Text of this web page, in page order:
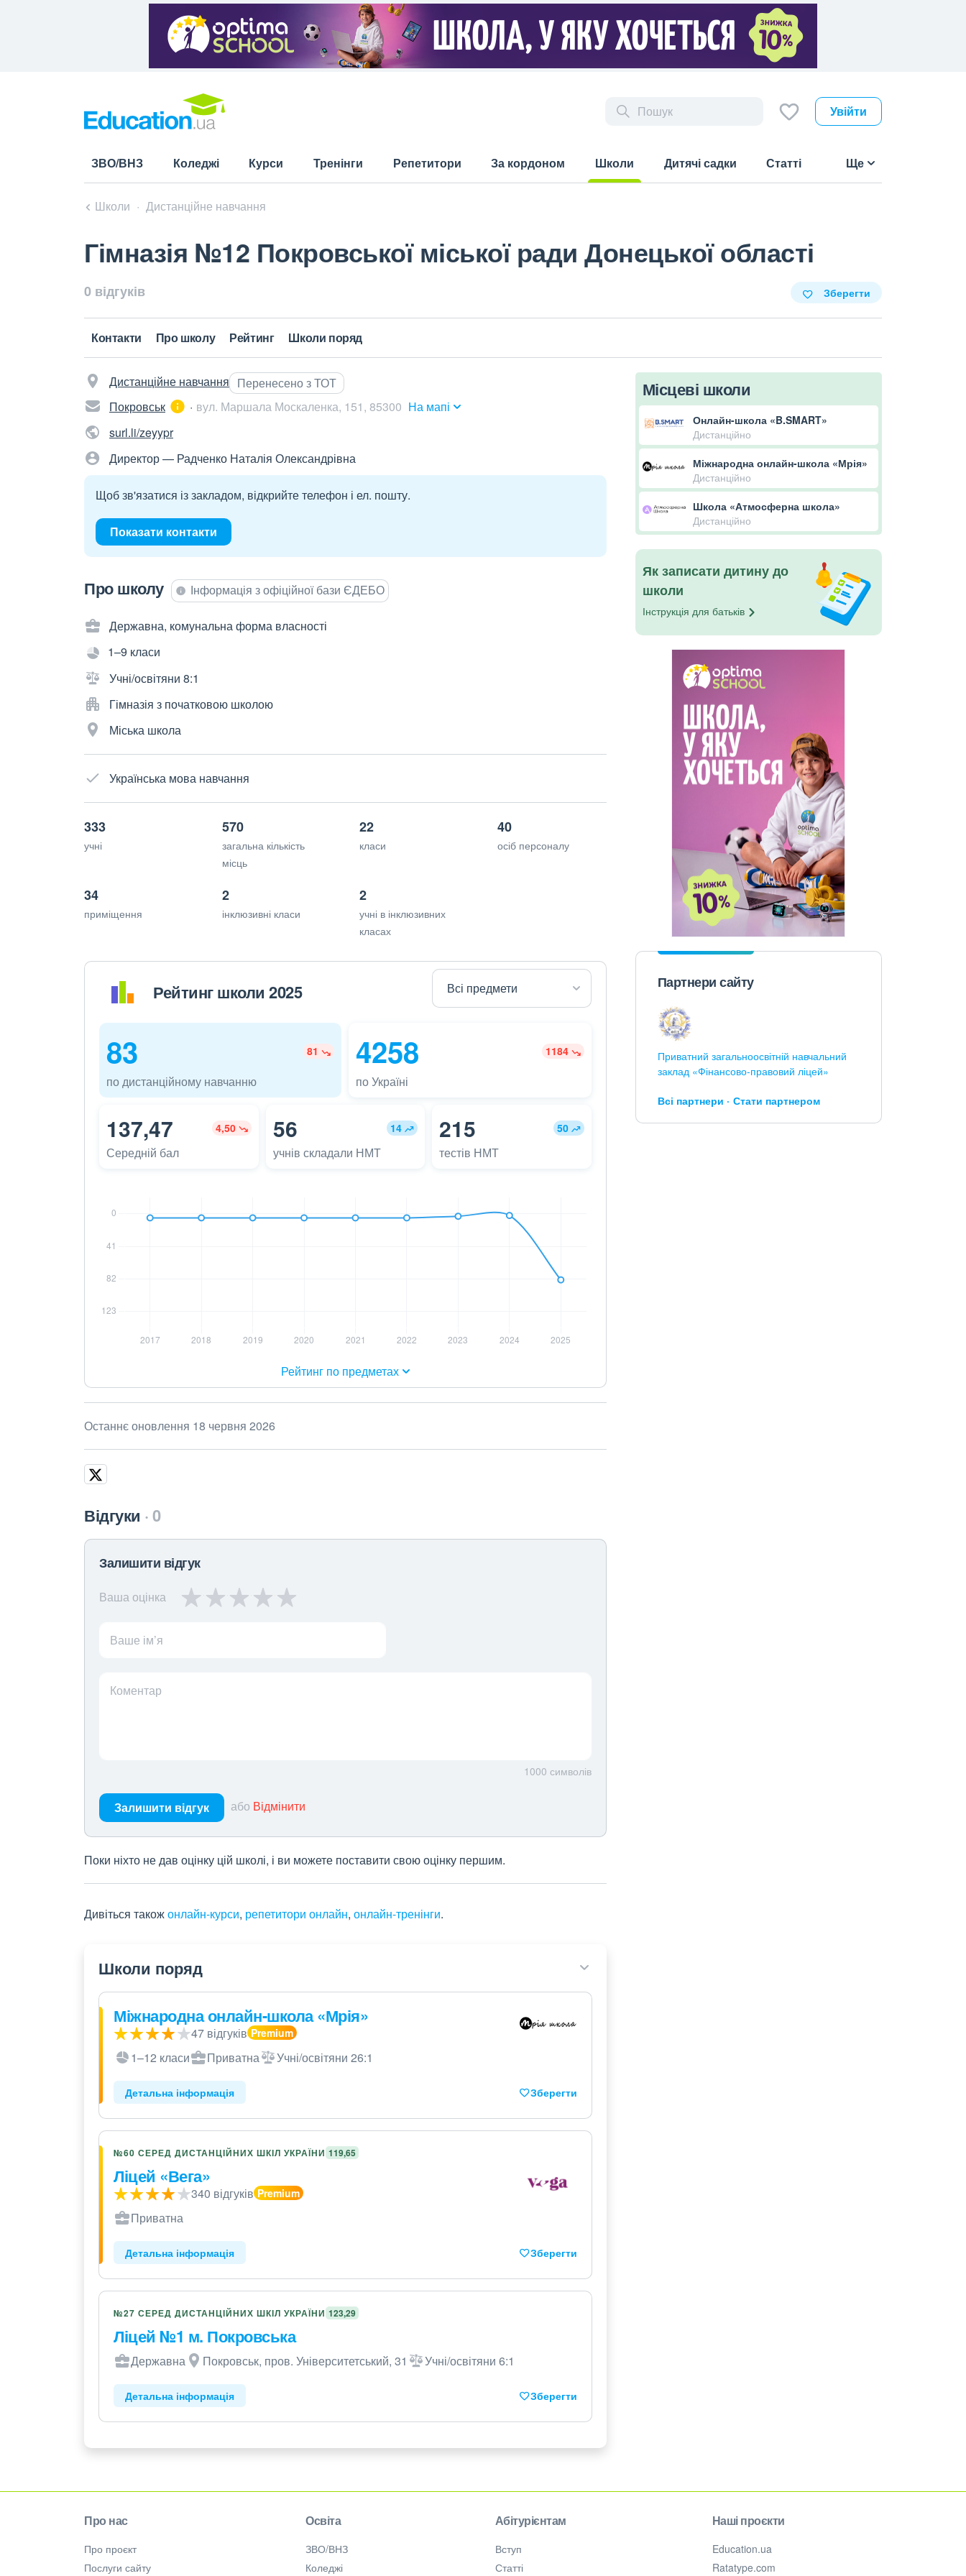
Увійти
ЗВО/ВНЗ Коледжі Курси Тренінги Репетитори За кордоном
Школи
Дитячі садки Статті Ще
Школи Дистанційне навчання
Гімназія №12 Покровської міської ради Донецької області
0 відгуків Зберегти
Контакти Про школу Рейтинг Школи поряд
Дистанційне навчання Перенесено з ТОТ
Покровськ
вул. Маршала Москаленка, 151, 85300 На мапі
surl.li/zeyypr
Директор — Радченко Наталія Олександрівна
Щоб зв'язатися із закладом, відкрийте телефон і ел. пошту.
Показати контакти
Про школу Інформація з офіційної бази ЄДЕБО
Державна, комунальна форма власності
1–9 класи
Учні/освітяни 8:1
Гімназія з початковою школою
Міська школа
Українська мова навчання
333
учні
570
загальна кількість
місць
22
класи
40
осіб персоналу
34
приміщення
2
інклюзивні класи
2
учні в інклюзивних
класах
Рейтинг школи 2025
83 81
по дистанційному навчанню
4258 1184
по Україні
137,47 4,50
Середній бал
56 14
учнів складали НМТ
215 50
тестів НМТ
Рейтинг по предметах
Останнє оновлення 18 червня 2026
Відгуки 0
Залишити відгук
Ваша оцінка
Ваше ім’я
Коментар
1000 символів
Залишити відгук або Відмінити
Поки ніхто не дав оцінку цій школі, і ви можете поставити свою оцінку першим.
Дивіться такожонлайн-курси, репетитори онлайн, онлайн-тренінги.
Школи поряд
Міжнародна онлайн-школа «Мрія»
47 відгуків
1–12 класи
Приватна Учні/освітяни 26:1
Детальна інформація Зберегти
№60 СЕРЕД ДИСТАНЦІЙНИХ ШКІЛ УКРАЇНИ 119,65
Ліцей «Вега»
340 відгуків
Приватна
Детальна інформація Зберегти
№27 СЕРЕД ДИСТАНЦІЙНИХ ШКІЛ УКРАЇНИ 123,29
Ліцей №1 м. Покровська
Державна Покровськ, пров. Університетський, 31 Учні/освітяни 6:1
Детальна інформація Зберегти
Місцеві школи
Онлайн-школа «B.SMART»
Дистанційно
Міжнародна онлайн-школа «Мрія»
Дистанційно
Школа «Атмосферна школа»
Дистанційно
Як записати дитину до
школи
Інструкція для батьків
Партнери сайту
Приватний загальноосвітній навчальний
заклад «Фінансово-правовий ліцей»
Всі партнери Стати партнером
Про нас
Про проєкт
Послуги сайту
Освіта
ЗВО/ВНЗ
Коледжі
Абітурієнтам
Вступ
Статті
Наші проєкти
Education.ua
Ratatype.com